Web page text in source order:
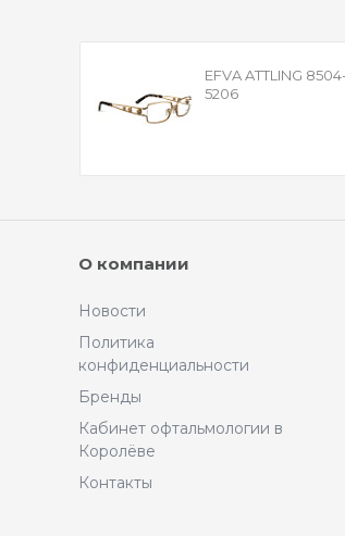
EFVA ATTLING 8504-
5206
О компании
Новости
Политика
конфиденциальности
Бренды
Кабинет офтальмологии в
Королёве
Контакты